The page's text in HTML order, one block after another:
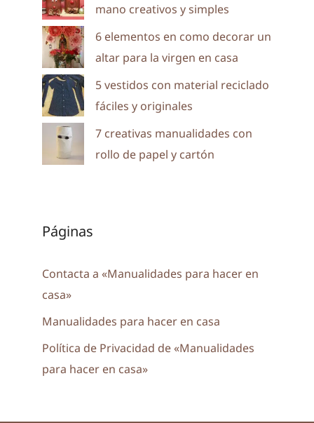
mano creativos y simples
6 elementos en como decorar un
altar para la virgen en casa
5 vestidos con material reciclado
fáciles y originales
7 creativas manualidades con
rollo de papel y cartón
Páginas
Contacta a «Manualidades para hacer en
casa»
Manualidades para hacer en casa
Política de Privacidad de «Manualidades
para hacer en casa»